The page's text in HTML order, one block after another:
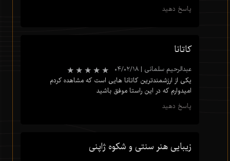
پاسخ دهید
کاتانا
عبدالرحیم سلمانی | ۰۴/۰۲/۱۸
یکی از ارزشمندترین کاتانا هایی است که مشاهده کردم
امیدوارم که در این راستا موفق باشید
پاسخ دهید
زیبایی هنر سنتی و شکوه ژاپنی